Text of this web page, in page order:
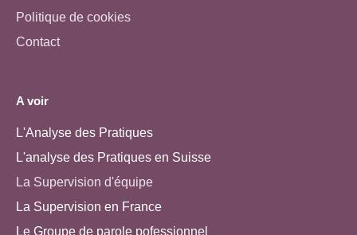
Politique de cookies
Contact
A voir
L'Analyse des Pratiques
L'analyse des Pratiques en Suisse
La Supervision d'équipe
La Supervision en France
Le Groupe de parole pofessionnel